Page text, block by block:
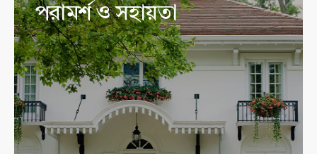
পরামর্শ ও সহায়তা